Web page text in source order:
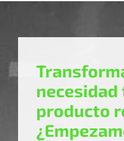
necesidad
producto